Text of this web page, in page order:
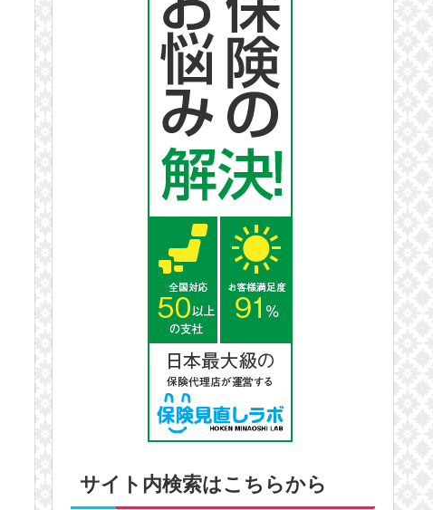
サイト内検索はこちらから